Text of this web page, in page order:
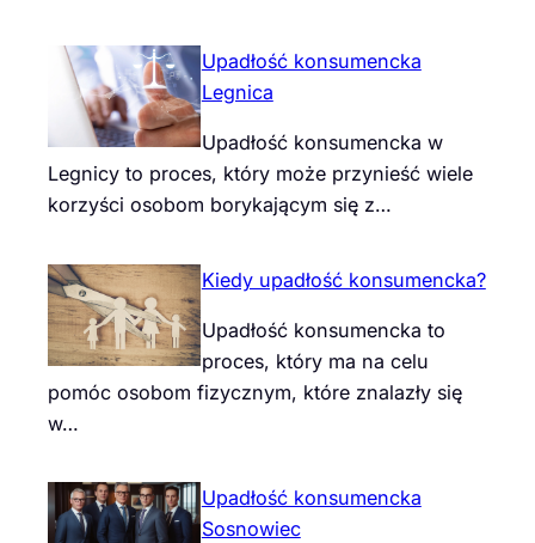
Upadłość konsumencka
Legnica
Upadłość konsumencka w
Legnicy to proces, który może przynieść wiele
korzyści osobom borykającym się z…
Kiedy upadłość konsumencka?
Upadłość konsumencka to
proces, który ma na celu
pomóc osobom fizycznym, które znalazły się
w…
Upadłość konsumencka
Sosnowiec